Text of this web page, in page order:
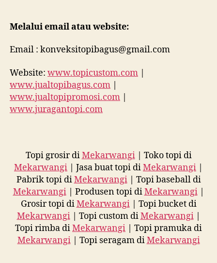
Melalui email atau website:
Email : konveksitopibagus@gmail.com
Website: www.topicustom.com |
www.jualtopibagus.com |
www.jualtopipromosi.com |
www.juragantopi.com
Topi grosir diMekarwangi| Toko topi di
Mekarwangi | Jasa buat topi diMekarwangi |
Pabrik topi diMekarwangi| Topi baseball di
Mekarwangi| Produsen topi diMekarwangi|
Grosir topi diMekarwangi| Topi bucket di
Mekarwangi| Topi custom diMekarwangi|
Topi rimba diMekarwangi | Topi pramuka di
Mekarwangi| Topi seragam diMekarwangi